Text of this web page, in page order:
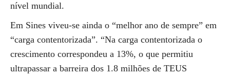
nível mundial.
Em Sines viveu-se ainda o “melhor ano de sempre” em
“carga contentorizada”. “Na carga contentorizada o
crescimento correspondeu a 13%, o que permitiu
ultrapassar a barreira dos 1.8 milhões de TEUS